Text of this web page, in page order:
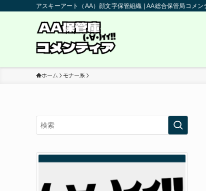
アスキーアート（AA）顔文字保管組織 | AA総合保管局コメン
ホーム モナー系